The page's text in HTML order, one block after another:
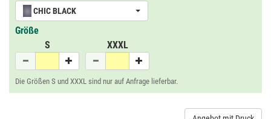
CHIC BLACK
Größe
S
XXXL
Die Größen S und XXXL sind nur auf Anfrage lieferbar.